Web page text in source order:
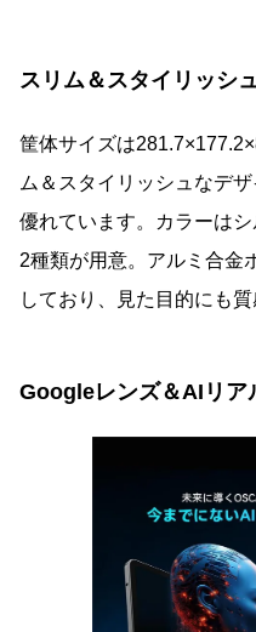
スリム＆スタイリッシ
筐体サイズは
ム＆スタイリッシュなデ
優れています。カラーは
2種類が用意。アルミ合金
しており、見た目的にも
Googleレンズ＆AIリア